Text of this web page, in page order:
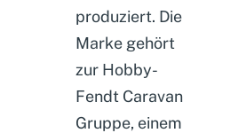
produziert. Die
Marke gehört
zur Hobby-
Fendt Caravan
Gruppe, einem